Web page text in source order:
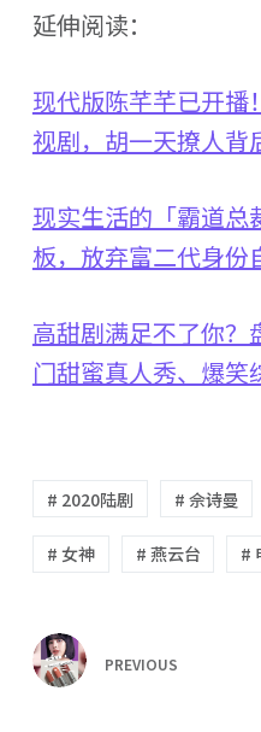
延伸阅读：
现代版陈芊芊已开播
视剧，胡一天撩人背
现实生活的「霸道总
板，放弃富二代身份
高甜剧满足不了你？
门甜蜜真人秀、爆笑
# 2020陆剧 # 佘诗曼
# 女神 # 燕云台 #
PREVIOUS